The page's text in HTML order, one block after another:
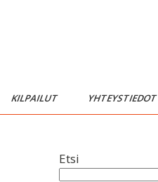
KILPAILUT YHTEYSTIEDOT
Etsi